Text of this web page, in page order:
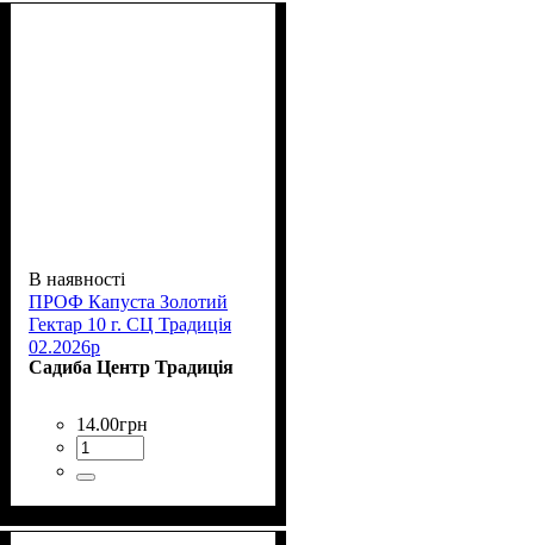
В наявності
ПРОФ Капуста Золотий
Гектар 10 г. СЦ Традиція
02.2026р
Садиба Центр Традиція
14.00грн